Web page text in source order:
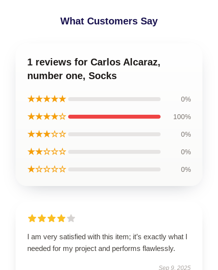
What Customers Say
1 reviews for Carlos Alcaraz,
number one, Socks
★★★★★ 0%
★★★★☆ 100%
★★★☆☆ 0%
★★☆☆☆ 0%
★☆☆☆☆ 0%
I am very satisfied with this item; it’s exactly what I
needed for my project and performs flawlessly.
Sep 9, 2025